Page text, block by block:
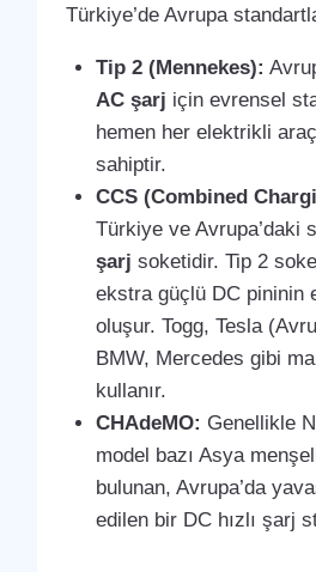
Türkiye’de Avrupa
Tip 2 (Mennekes):
AC şarj için evrensel
hemen her elektrikli
sahiptir.
CCS (Combined
Türkiye ve Avrupa’daki
şarj soketidir. Tip 2
ekstra güçlü DC pininin
oluşur. Togg, Tesla
BMW, Mercedes gibi
kullanır.
CHAdeMO: Genellikle
model bazı Asya
bulunan, Avrupa’da
edilen bir DC hızlı şarj